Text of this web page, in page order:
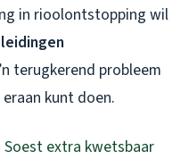
in rioolontstopping wil
terugkerend probleem
kunt doen.
extra kwetsbaar